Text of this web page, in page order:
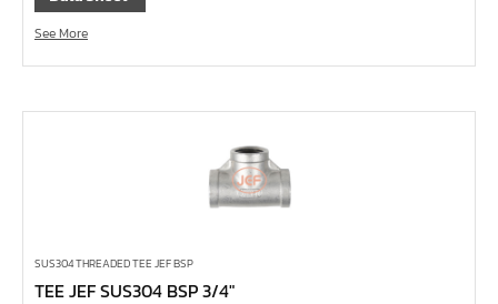
ประแจตะขอ
ประแจ L หกเหลี่ยม,ท๊อกซ์,หัวบ๊อกซ์
เครื่องมืองานไฟฟ้าแรงสูง
ลูกบ๊อกซ์ลม
See More
SUS304 THREADED TEE JEF BSP
TEE JEF SUS304 BSP 3/4″